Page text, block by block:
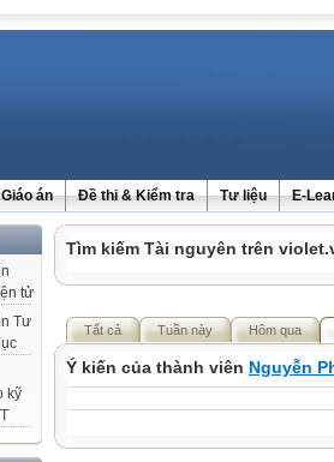
Giáo án Đề thi & Kiểm tra Tư liệu E-
Tìm kiếm Tài nguyên trên
Tất cả Tuần này Hôm qua
Ý kiến của thành viên Nguyễn